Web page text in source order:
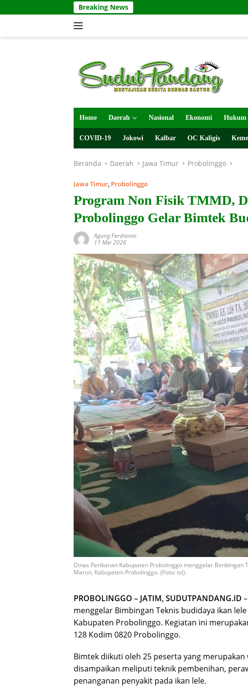
ke
Breaking News
Home Daerah Nasional Ekonomi Hukum
COVID-19 Jokowi Kalbar OC Kaligis
Beranda Daerah Jawa Timur Probolinggo
Jawa Timur, Probolinggo
Program Non Fisik TMMD,
Probolinggo Gelar Bimtek
Agung Ferdianto
11 Mei 2026
Dinas Perikanan Kabupaten Probolinggo menggelar Bimbingan
Maron, Kabupaten Probolinggo. (Foto: ist).
PROBOLINGGO – JATIM, SUDUTPANDANG.ID
menggelar Bimbingan Teknis budidaya ikan
Kabupaten Probolinggo. Kegiatan ini
128 Kodim 0820 Probolinggo.
Bimtek diikuti oleh 25 peserta yang
disampaikan meliputi teknik pembenihan,
penanganan penyakit pada ikan lele.